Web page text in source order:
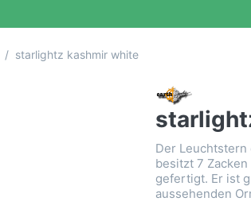
starlightz kashmir white
Der
besitzt 7
gefertigt. Er ist
aussehenden